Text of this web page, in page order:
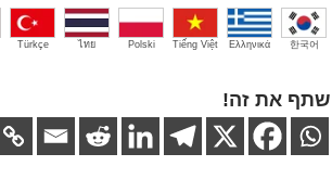
한국어
Ελληνικά
Tiếng Việt
Polski
ไทย
Türkçe
שתף את זה!